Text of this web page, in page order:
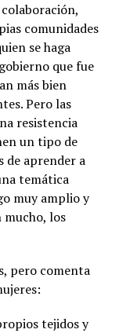
comunidades
se haga
que fue
más bien
Pero las
resistencia
un tipo de
de aprender a
temática
muy amplio y
mucho, los
pero comenta
tejidos y